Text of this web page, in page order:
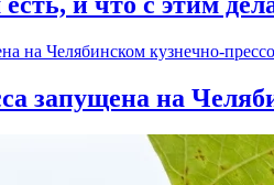
запущена на